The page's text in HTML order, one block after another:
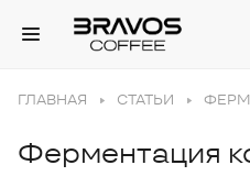
ГЛАВНАЯ СТАТЬИ
Ферментация